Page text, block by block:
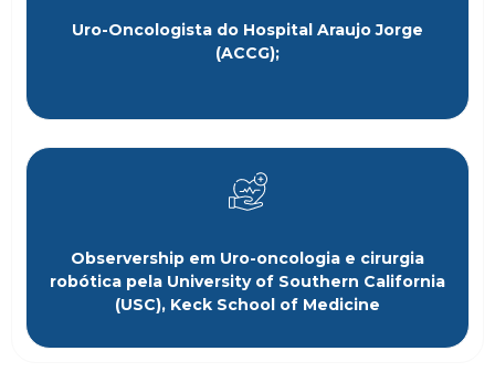
Uro-Oncologista do Hospital Araujo Jorge
(ACCG);
Observership em Uro-oncologia e cirurgia
robótica pela University of Southern California
(USC), Keck School of Medicine